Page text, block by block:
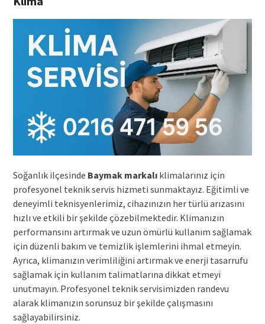
Soğanlık ilçesinde Baymak markalıklimalarınız için
profesyonel teknik servis hizmeti sunmaktayız. Eğitimli ve
deneyimli teknisyenlerimiz, cihazınızın her türlü arızasını
hızlı ve etkili bir şekilde çözebilmektedir. Klimanızın
performansını artırmak ve uzun ömürlü kullanım sağlamak
için düzenli bakım ve temizlik işlemlerini ihmal etmeyin.
Ayrıca, klimanızın verimliliğini artırmak ve enerji tasarrufu
sağlamak için kullanım talimatlarına dikkat etmeyi
unutmayın. Profesyonel teknik servisimizden randevu
alarak klimanızın sorunsuz bir şekilde çalışmasını
sağlayabilirsiniz.